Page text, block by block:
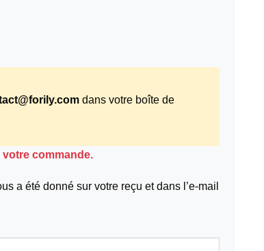
dans votre boîte de
commande.
a été donné sur votre reçu et dans l’e-mail